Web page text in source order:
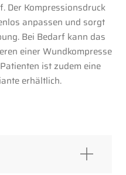
Der Kompressionsdruck
anpassen und sorgt
Bei Bedarf kann das
einer Wundkompresse
ist zudem eine
erhältlich.